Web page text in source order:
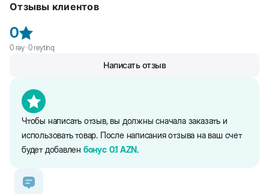
зубов собак и кошек всех размеров и пород.
Отзывы клиентов
0
0rəy ·0reytinq
Чтобы написать отзыв, вы должны сначала заказать и
использовать товар. После написания отзыва на ваш счет
будет добавлен бонус 0.1 AZN.
Написать отзыв